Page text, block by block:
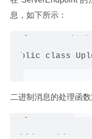
息，如下所示：
public class
二进制消息的处理函数